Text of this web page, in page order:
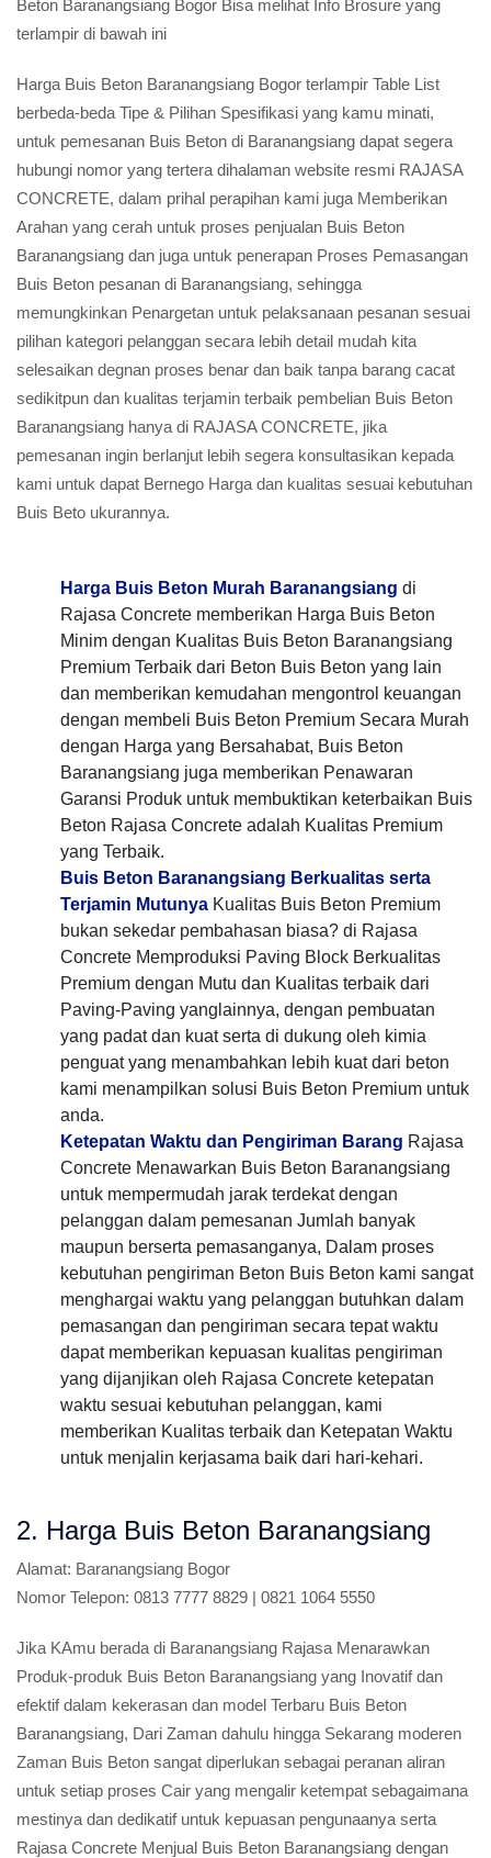
Beton Baranangsiang Bogor Bisa melihat Info Brosure yang
terlampir di bawah ini
Harga Buis Beton Baranangsiang Bogor terlampir Table List
berbeda-beda Tipe & Pilihan Spesifikasi yang kamu minati,
untuk pemesanan Buis Beton di Baranangsiang dapat segera
hubungi nomor yang tertera dihalaman website resmi RAJASA
CONCRETE, dalam prihal perapihan kami juga Memberikan
Arahan yang cerah untuk proses penjualan Buis Beton
Baranangsiang dan juga untuk penerapan Proses Pemasangan
Buis Beton pesanan di Baranangsiang, sehingga
memungkinkan Penargetan untuk pelaksanaan pesanan sesuai
pilihan kategori pelanggan secara lebih detail mudah kita
selesaikan degnan proses benar dan baik tanpa barang cacat
sedikitpun dan kualitas terjamin terbaik pembelian Buis Beton
Baranangsiang hanya di RAJASA CONCRETE, jika
pemesanan ingin berlanjut lebih segera konsultasikan kepada
kami untuk dapat Bernego Harga dan kualitas sesuai kebutuhan
Buis Beto ukurannya.
Harga Buis Beton Murah Baranangsiang di
Rajasa Concrete memberikan Harga Buis Beton
Minim dengan Kualitas Buis Beton Baranangsiang
Premium Terbaik dari Beton Buis Beton yang lain
dan memberikan kemudahan mengontrol keuangan
dengan membeli Buis Beton Premium Secara Murah
dengan Harga yang Bersahabat, Buis Beton
Baranangsiang juga memberikan Penawaran
Garansi Produk untuk membuktikan keterbaikan Buis
Beton Rajasa Concrete adalah Kualitas Premium
yang Terbaik.
Buis Beton Baranangsiang Berkualitas serta
Terjamin Mutunya Kualitas Buis Beton Premium
bukan sekedar pembahasan biasa? di Rajasa
Concrete Memproduksi Paving Block Berkualitas
Premium dengan Mutu dan Kualitas terbaik dari
Paving-Paving yanglainnya, dengan pembuatan
yang padat dan kuat serta di dukung oleh kimia
penguat yang menambahkan lebih kuat dari beton
kami menampilkan solusi Buis Beton Premium untuk
anda.
Ketepatan Waktu dan Pengiriman Barang Rajasa
Concrete Menawarkan Buis Beton Baranangsiang
untuk mempermudah jarak terdekat dengan
pelanggan dalam pemesanan Jumlah banyak
maupun berserta pemasanganya, Dalam proses
kebutuhan pengiriman Beton Buis Beton kami sangat
menghargai waktu yang pelanggan butuhkan dalam
pemasangan dan pengiriman secara tepat waktu
dapat memberikan kepuasan kualitas pengiriman
yang dijanjikan oleh Rajasa Concrete ketepatan
waktu sesuai kebutuhan pelanggan, kami
memberikan Kualitas terbaik dan Ketepatan Waktu
untuk menjalin kerjasama baik dari hari-kehari.
2. Harga Buis Beton Baranangsiang
Alamat: Baranangsiang Bogor
Nomor Telepon: 0813 7777 8829 | 0821 1064 5550
Jika KAmu berada di Baranangsiang Rajasa Menarawkan
Produk-produk Buis Beton Baranangsiang yang Inovatif dan
efektif dalam kekerasan dan model Terbaru Buis Beton
Baranangsiang, Dari Zaman dahulu hingga Sekarang moderen
Zaman Buis Beton sangat diperlukan sebagai peranan aliran
untuk setiap proses Cair yang mengalir ketempat sebagaimana
mestinya dan dedikatif untuk kepuasan pengunaanya serta
Rajasa Concrete Menjual Buis Beton Baranangsiang dengan